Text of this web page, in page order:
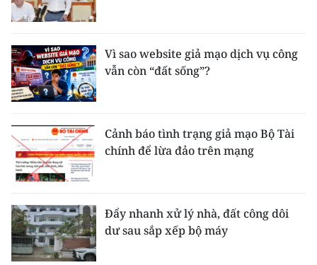
Media Pháp luật
Media Du lịch
Media Thế giới
Media Giáo dục
Media Y tế
Media Khoa học - Công nghệ
Media Môi trường
Vì sao website giả mạo dịch vụ công
vẫn còn “đất sống”?
Cảnh báo tình trạng giả mạo Bộ Tài
chính để lừa đảo trên mạng
Đẩy nhanh xử lý nhà, đất công dôi
dư sau sắp xếp bộ máy